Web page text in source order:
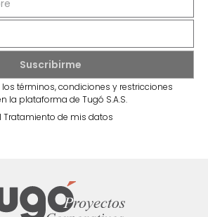
términos, condiciones y restricciones
la plataforma de Tugó S.A.S.
Tratamiento de mis datos